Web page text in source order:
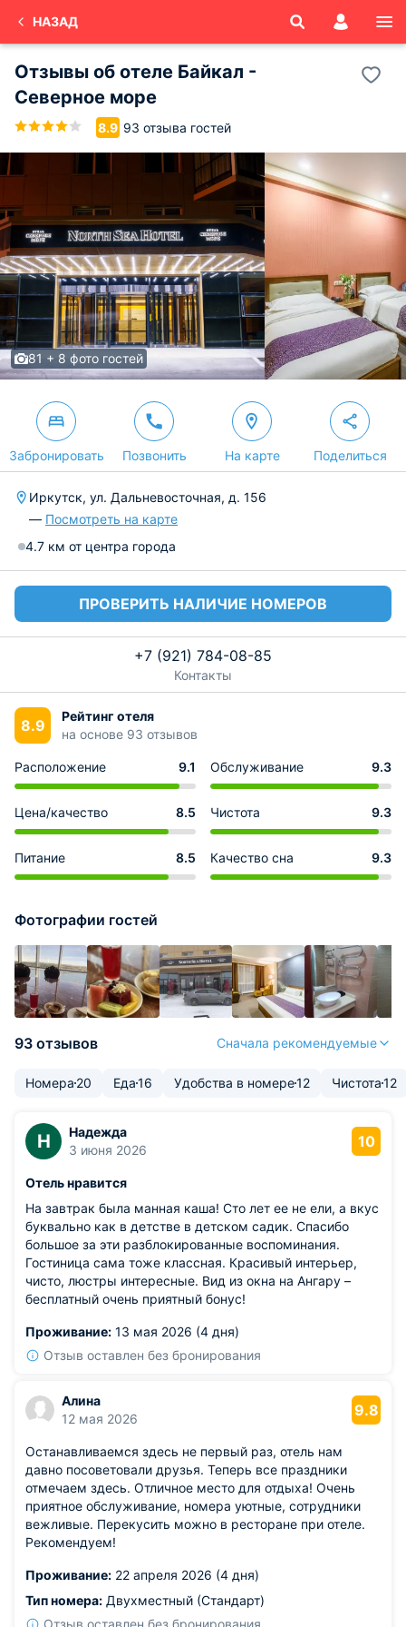
НАЗАД
Отзывы об отеле Байкал -
Северное море
8.9 93 отзыва гостей
81 + 8 фото гостей
Забронировать Позвонить На карте Поделиться
Иркутск, ул. Дальневосточная, д. 156
— Посмотреть на карте
4.7 км от центра города
ПРОВЕРИТЬ НАЛИЧИЕ НОМЕРОВ
+7 (921) 784-08-85
Контакты
8.9
Рейтинг отеля
на основе 93 отзывов
Расположение 9.1 Обслуживание 9.3
Цена/качество 8.5 Чистота 9.3
Питание 8.5 Качество сна 9.3
Фотографии гостей
93 отзывов Сначала рекомендуемые
Номера 20 Еда16 Удобства в номере12 Чистота12
Н
Надежда
3 июня 2026
10
Отель нравится
На завтрак была манная каша! Сто лет ее не ели, а вкус
буквально как в детстве в детском садик. Спасибо
большое за эти разблокированные воспоминания.
Гостиница сама тоже классная. Красивый интерьер,
чисто, люстры интересные. Вид из окна на Ангару –
бесплатный очень приятный бонус!
Проживание: 13 мая 2026 (4 дня)
Отзыв оставлен без бронирования
Алина
12 мая 2026
9.8
Останавливаемся здесь не первый раз, отель нам
давно посоветовали друзья. Теперь все праздники
отмечаем здесь. Отличное место для отдыха! Очень
приятное обслуживание, номера уютные, сотрудники
вежливые. Перекусить можно в ресторане при отеле.
Рекомендуем!
Проживание: 22 апреля 2026 (4 дня)
Тип номера: Двухместный (Стандарт)
Отзыв оставлен без бронирования